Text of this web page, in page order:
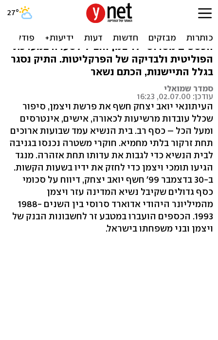
סרוסי נתן, ויצמן לקח
התחקיר העיתונאי של יואב יצחק על העברות
הכספים מסרוסי לויצמן הוביל לסערה במערכת
הפוליטית ולבדיקה של הפרקליטות. התיק נסגר
בגלל התיישנות, הכתם נשאר
סמדר שמואלי
עודכן: 02.07.00, 16:23
העיתונאי יואב יצחק חשף את פרשת ויצמן, סיפור
שכלל עובדות מרשיעות לכאורה, אישים, אינטרסים
ומעל הכל – כסף רב. בית הנשיא עמד שבועות ארוכים
תחת זרקור בלתי מחמיא. חוקרי משטרה נכנסו בגניבה
לבית הנשיא כדי לגבות את עדותו תחת אזהרה. מנגד
הגיעו תומכי ויצמן כדי לחזק את ידיו בשעות הקשות.
ב-30 בדצמבר 99' חשף יואב יצחק, דיווח על סכומי
כסף גדולים שקיבל נשיא המדינה עזר ויצמן
מהמיליונר היהודי אדוארד סרוסי בין השנים 1988-
1993. הכספים הועברו במטבע זר לחשבונות הבנק של
ויצמן ובני משפחתו בישראל.